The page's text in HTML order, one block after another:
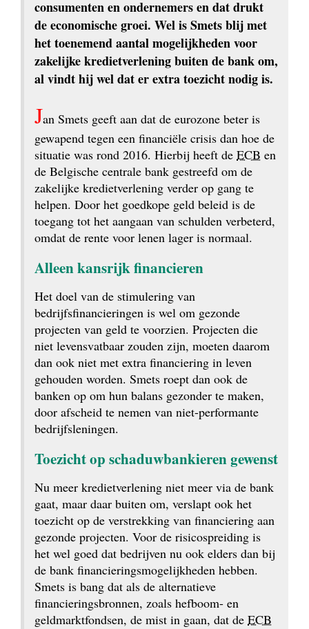
consumenten en ondernemers en dat drukt
de economische groei. Wel is Smets blij met
het toenemend aantal mogelijkheden voor
zakelijke kredietverlening buiten de bank om,
al vindt hij wel dat er extra toezicht nodig is.
Jan Smets geeft aan dat de eurozone beter is
gewapend tegen een financiële crisis dan hoe de
situatie was rond 2016. Hierbij heeft de ECB en
de Belgische centrale bank gestreefd om de
zakelijke kredietverlening verder op gang te
helpen. Door het goedkope geld beleid is de
toegang tot het aangaan van schulden verbeterd,
omdat de rente voor lenen lager is normaal.
Alleen kansrijk financieren
Het doel van de stimulering van
bedrijfsfinancieringen is wel om gezonde
projecten van geld te voorzien. Projecten die
niet levensvatbaar zouden zijn, moeten daarom
dan ook niet met extra financiering in leven
gehouden worden. Smets roept dan ook de
banken op om hun balans gezonder te maken,
door afscheid te nemen van niet-performante
bedrijfsleningen.
Toezicht op schaduwbankieren gewenst
Nu meer krediet­verlening niet meer via de bank
gaat, maar daar buiten om, verslapt ook het
toezicht op de verstrekking van financiering aan
gezonde projecten. Voor de risicospreiding is
het wel goed dat bedrijven nu ook elders dan bij
de bank financierings­mogelijkheden hebben.
Smets is bang dat als de alternatieve
financieringsbronnen, zoals hefboom- en
geldmarkt­fondsen, de mist in gaan, dat de ECB